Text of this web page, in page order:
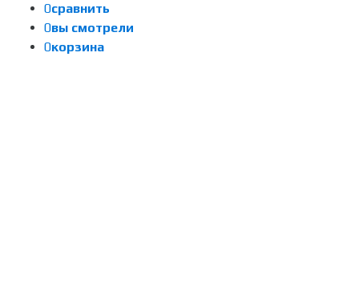
0сравнить
0вы смотрели
0корзина